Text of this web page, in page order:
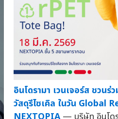
อินโดรามา เวนเจอร์ส ชวนร่
วัสดุรีไซเคิล ในวัน Global